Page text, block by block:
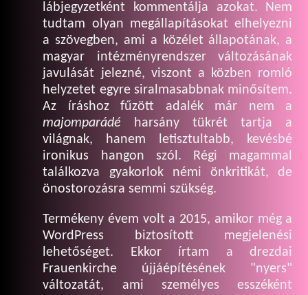
lábjegyzetként kommentálja azokat. Nem
tudtam olyan megállapításokat elhelyezni
a szövegben, ami a közélet állapotának, a
magyar intézményrendszer változásának
javulását jelezné, viszont a közben romló
helyzetet egyre siralmasabbnak minősítem.
Az íráshoz fűzött adalék már nem a
majomparádé harsány tükrét tartja a
világnak, hanem letisztultabb, kevésbé
ironikus hangon szól. Régi magammal
találkozva gyakorlok némi önkritikát, de
önostorozásra semmi szükség.
Termékeny évem volt a 2015, amikor még a
WordPress biztosított megjelenési
lehetőséget. Ekkor írtam a drezdai
Frauenkirche újjáépítésének "nyers"
változatát, ami személyes esszéként